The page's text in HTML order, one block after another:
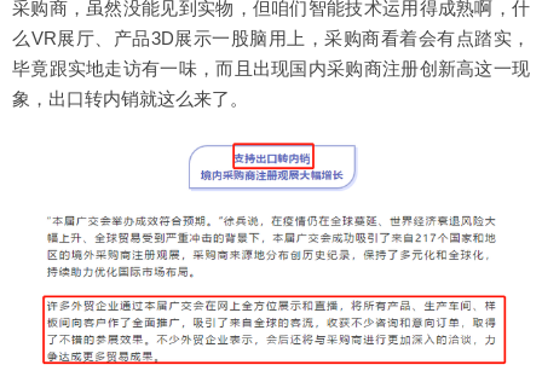
采购商，虽然没能见到实物，但咱们智能技术运用得成熟啊，什
么VR展厅、产品3D展示一股脑用上，采购商看着会有点踏实，
毕竟跟实地走访有一味，而且出现国内采购商注册创新高这一现
象，出口转内销就这么来了。